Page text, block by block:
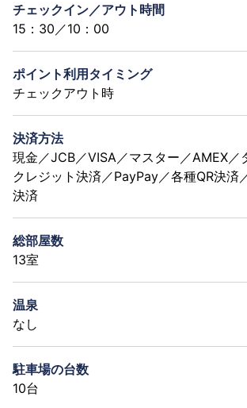
チェックイン／アウト時間
15：30／10：00
ポイント利用タイミング
チェックアウト時
決済方法
現金／JCB／VISA／マスター／AMEX／
クレジット決済／PayPay／各種QR決済
決済
総部屋数
13室
温泉
なし
駐車場の台数
10台